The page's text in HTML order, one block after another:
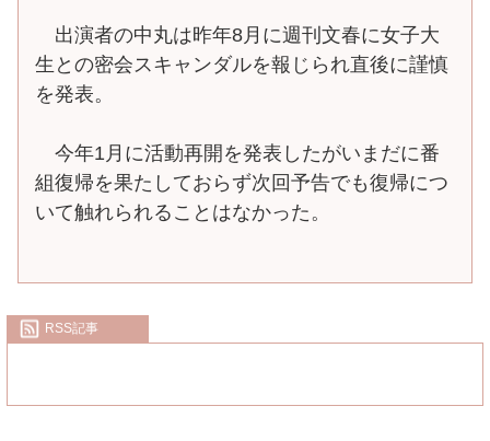
出演者の中丸は昨年8月に週刊文春に女子大
生との密会スキャンダルを報じられ直後に謹慎
を発表。
今年1月に活動再開を発表したがいまだに番
組復帰を果たしておらず次回予告でも復帰につ
いて触れられることはなかった。
RSS記事